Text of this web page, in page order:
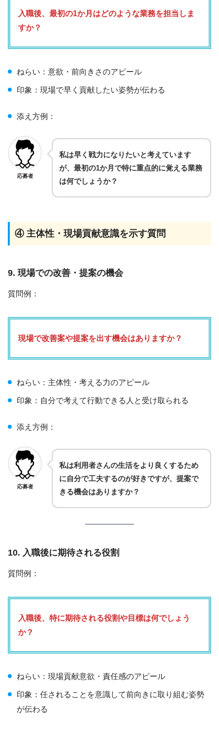
入職後、最初の1か月はどのような業務を担当しま
すか？
ねらい：意欲・前向きさのアピール
印象：現場で早く貢献したい姿勢が伝わる
添え方例：
応募者
私は早く戦力になりたいと考えています
が、最初の1か月で特に重点的に覚える業務
は何でしょうか？
④ 主体性・現場貢献意識を示す質問
9. 現場での改善・提案の機会
質問例：
現場で改善案や提案を出す機会はありますか？
ねらい：主体性・考える力のアピール
印象：自分で考えて行動できる人と受け取られる
添え方例：
応募者
私は利用者さんの生活をより良くするため
に自分で工夫するのが好きですが、提案で
きる機会はありますか？
10. 入職後に期待される役割
質問例：
入職後、特に期待される役割や目標は何でしょう
か？
ねらい：現場貢献意欲・責任感のアピール
印象：任されることを意識して前向きに取り組む姿勢
が伝わる